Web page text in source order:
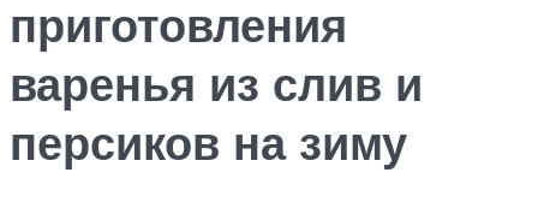
приготовления
варенья из слив и
персиков на зиму